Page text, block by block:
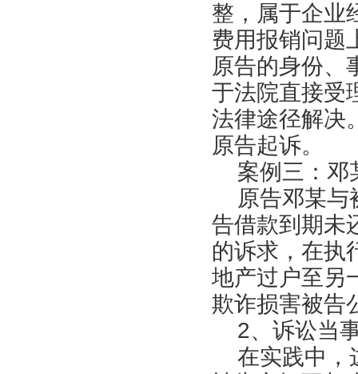
整，属于企业
费用报销问题
原告的身份、
于法院直接受
法律途径解决
原告起诉。
案例三：邓
原告邓某与
告借款到期未
的诉求，在执
地产过户至另
欺诈损害被告
2、诉讼当
在实践中，